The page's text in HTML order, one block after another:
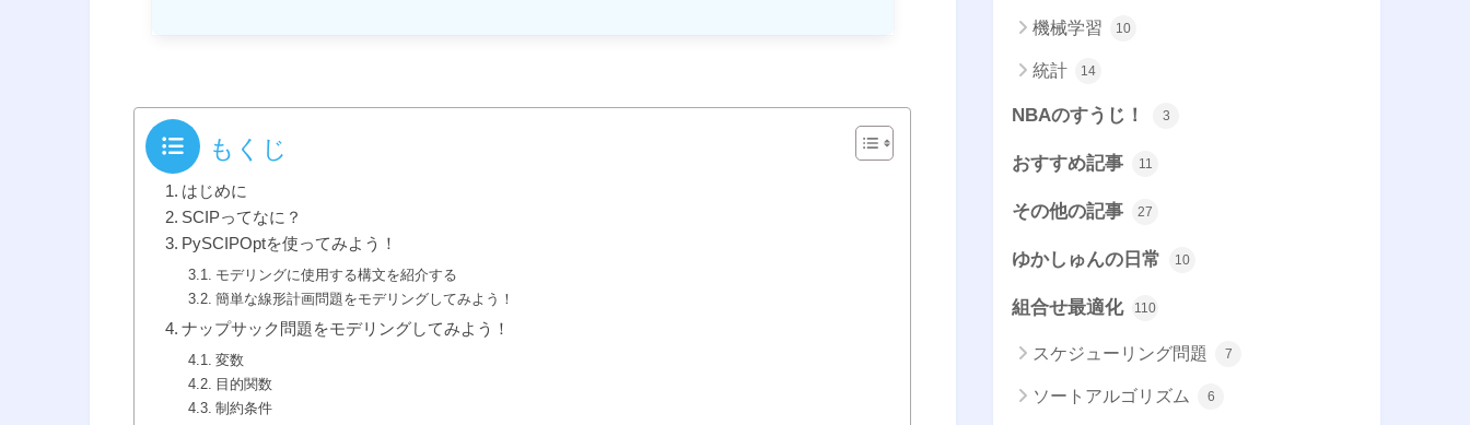
もくじ
はじめに
SCIPってなに？
PySCIPOptを使ってみよう！
モデリングに使用する構文を紹介する
簡単な線形計画問題をモデリングしてみよう！
ナップサック問題をモデリングしてみよう！
変数
目的関数
制約条件
機械学習 10
統計 14
NBAのすうじ！ 3
おすすめ記事 11
その他の記事 27
ゆかしゅんの日常 10
組合せ最適化 110
スケジューリング問題 7
ソートアルゴリズム 6